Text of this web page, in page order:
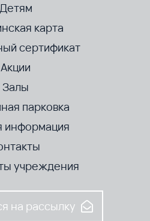
Детям
карта
сертификат
Акции
Залы
парковка
информация
учреждения
на рассылку